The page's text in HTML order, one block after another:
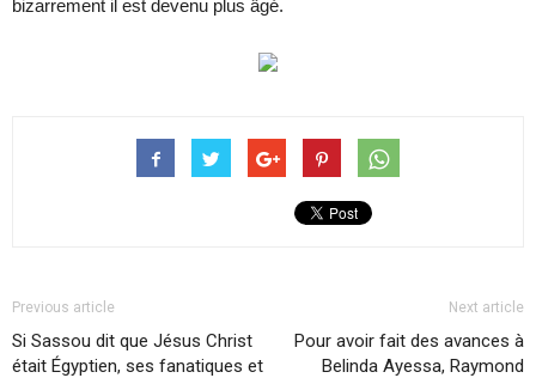
bizarrement il est devenu plus âgé.
Previous article
Si Sassou dit que Jésus Christ
était Égyptien, ses fanatiques et
Next article
Pour avoir fait des avances à
Belinda Ayessa, Raymond